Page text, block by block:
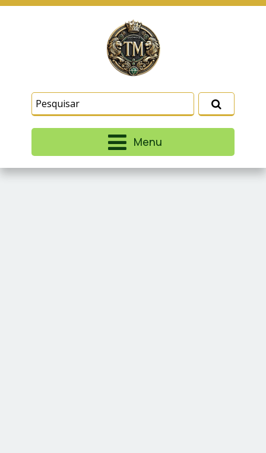
Menu
similares para lembrar e entender como você usa
nosso site, analisar seu uso de nossos produtos
e serviços, ajudar com nossos esforços de
marketing e fornecer conteúdo de terceiros. Leia
Termos e CondiçõesePolítica de